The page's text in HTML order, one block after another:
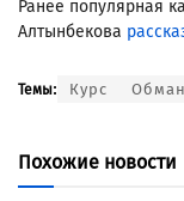
Ранее популярная
Алтынбекова
Темы: Курс Обман
Похожие новости